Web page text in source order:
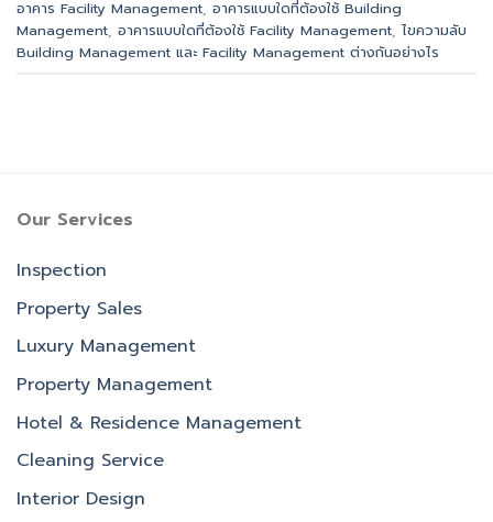
อาคาร Facility Management อาคารแบบใดที่ต้องใช้ Building
Management อาคารแบบใดที่ต้องใช้ Facility Management ไขความลับ
Building Management และ Facility Management ต่างกันอย่างไร
Our Services
Inspection
Property Sales
Luxury Management
Property Management
Hotel & Residence Management
Cleaning Service
Interior Design